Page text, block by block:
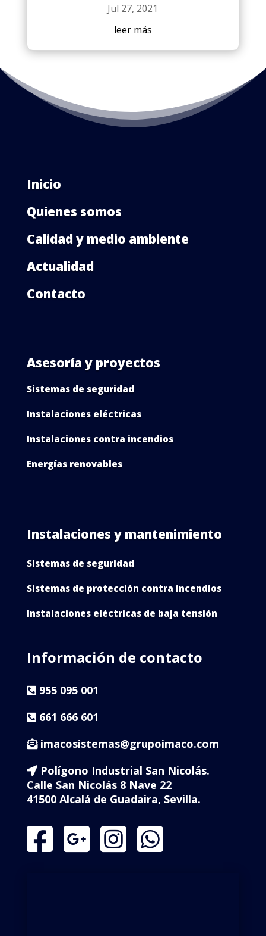
Jul 27, 2021
leer más
Inicio
Quienes somos
Calidad y medio ambiente
Actualidad
Contacto
Asesoría y proyectos
Sistemas de seguridad
Instalaciones eléctricas
Instalaciones contra incendios
Energías renovables
Instalaciones y mantenimiento
Sistemas de seguridad
Sistemas de protección contra incendios
Instalaciones eléctricas de baja tensión
Información de contacto
955 095 001
661 666 601
imacosistemas@grupoimaco.com
Polígono Industrial San Nicolás.
Calle San Nicolás 8 Nave 22
41500 Alcalá de Guadaira, Sevilla.